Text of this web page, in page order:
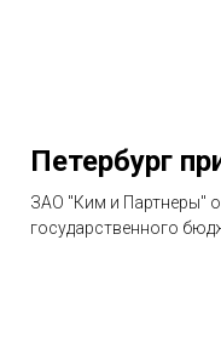
Петербург
ЗАО "Ким и Партнеры"
государственного